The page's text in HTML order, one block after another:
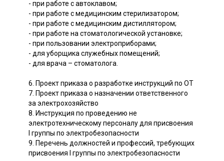
- при работе с автоклавом;
- при работе с медицинским стерилизатором;
- при работе с медицинским дистиллятором;
- при работе на стоматологической установке;
- при пользовании электроприборами;
- для уборщика служебных помещений;
- для врача – стоматолога.
6. Проект приказа о разработке инструкций по ОТ
7. Проект приказа о назначении ответственного
за электрохозяйство
8. Инструкция по проведению не
электротехническому персоналу для присвоения
I группы по электробезопасности
9. Перечень должностей и профессий, требующих
присвоения I группы по электробезопасности